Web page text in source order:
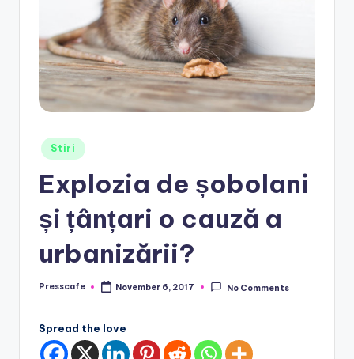
Posted
Stiri
Explozia de șobolani
și țânțari o cauză a
urbanizării?
Posted
Presscafe November 6, 2017 No Comments
Spread the love